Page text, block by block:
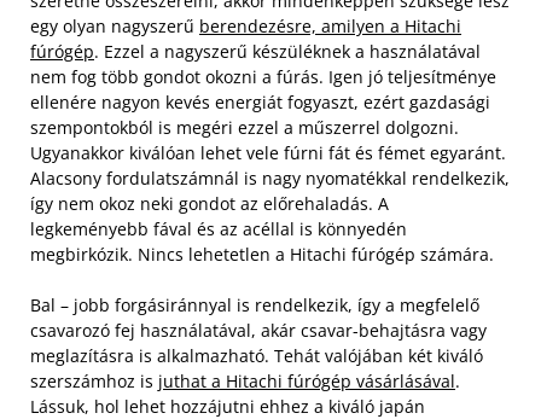
egy olyan nagyszerű berendezésre, amilyen a Hitachi
fúrógép. Ezzel a nagyszerű készüléknek a használatával
nem fog több gondot okozni a fúrás. Igen jó teljesítménye
ellenére nagyon kevés energiát fogyaszt, ezért gazdasági
szempontokból is megéri ezzel a műszerrel dolgozni.
Ugyanakkor kiválóan lehet vele fúrni fát és fémet egyaránt.
Alacsony fordulatszámnál is nagy nyomatékkal rendelkezik,
így nem okoz neki gondot az előrehaladás. A
legkeményebb fával és az acéllal is könnyedén
megbirkózik. Nincs lehetetlen a Hitachi fúrógép számára.
Bal – jobb forgásiránnyal is rendelkezik, így a megfelelő
csavarozó fej használatával, akár csavar-behajtásra vagy
meglazításra is alkalmazható. Tehát valójában két kiváló
szerszámhoz is juthat a Hitachi fúrógép vásárlásával.
Lássuk, hol lehet hozzájutni ehhez a kiváló japán